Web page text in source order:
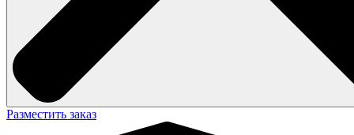
Разместить заказ